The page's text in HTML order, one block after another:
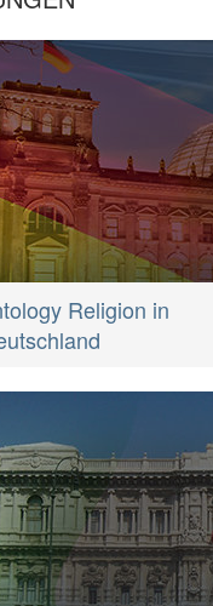
Religion in